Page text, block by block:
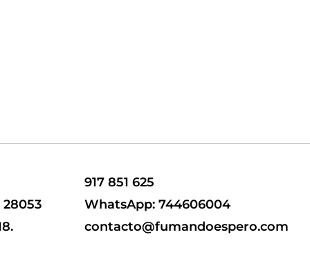
28053
917 851 625
WhatsApp: 744606004
contacto@fumandoespero.com